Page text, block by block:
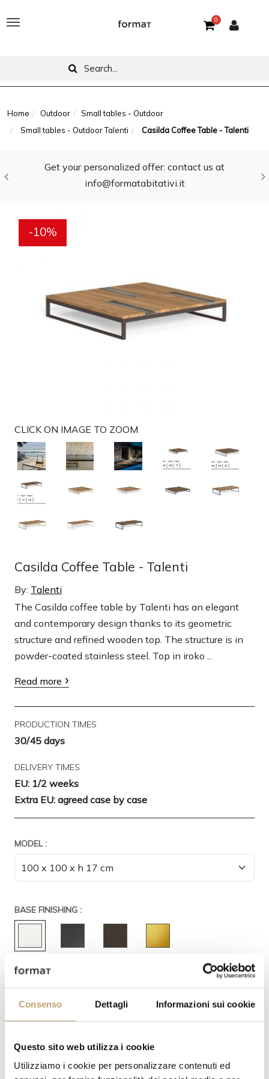
Consenso Dettagli Informazioni sui cookie
Questo sito web utilizza i cookie
Utilizziamo i cookie per personalizzare contenuti ed
T
g
l
0
Home Outdoor
Small tables - Outdoor
Small tables - Outdoor Talenti
Casilda Coffee Table - Talenti
Get your personalized offer: contact us at
info@formatabitativi.it
-10%
CLICK ON IMAGE TO ZOOM
Casilda Coffee Table - Talenti
By: Talenti
The Casilda coffee table by Talenti has an elegant
and contemporary design thanks to its geometric
structure and refined wooden top. The structure is in
powder-coated stainless steel. Top in iroko ...
Read more
PRODUCTION TIMES
30/45 days
DELIVERY TIMES
EU: 1/2 weeks
Extra EU: agreed case by case
MODEL :
BASE FINISHING :
TOP FINISHING :
INSERT FINISHING: